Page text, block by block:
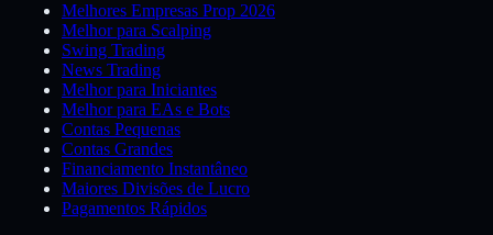
Melhores Empresas Prop 2026
Melhor para Scalping
Swing Trading
News Trading
Melhor para Iniciantes
Melhor para EAs e Bots
Contas Pequenas
Contas Grandes
Financiamento Instantâneo
Maiores Divisões de Lucro
Pagamentos Rápidos